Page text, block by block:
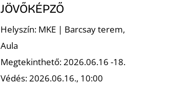
JÖVŐKÉPZŐ
Helyszín: MKE | Barcsay terem,
Aula
Megtekinthető: 2026.06.16 -18.
Védés: 2026.06.16., 10:00